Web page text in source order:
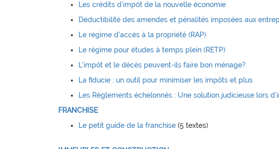
Les crédits d’impôt de la nouvelle économie
Déductibilité des amendes et pénalités imposées aux
Le régime d'accès à la propriété (RAP)
Le régime pour études à temps plein (RETP)
L'impôt et le décès peuvent-ils faire bon ménage?
La fiducie : un outil pour minimiser les impôts et plus
Les Règlements échelonnés : Une solution judicieuse lors
FRANCHISE
Le petit guide de la franchise(5 textes)